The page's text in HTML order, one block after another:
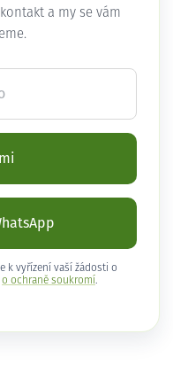
a my se vám
k vyřízení vaší žádosti o
o ochraně soukromí .